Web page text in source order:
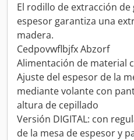
El rodillo de extracción de
espesor garantiza una
madera.
Cedpovwflbjfx Abzorf
Alimentación de material
Ajuste del espesor de la
mediante volante con
altura de cepillado
Versión DIGITAL: con
de la mesa de espesor y